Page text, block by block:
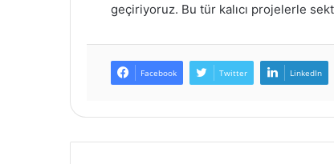
geçiriyoruz. Bu tür kalıcı projelerle
Facebook Twitter LinkedIn